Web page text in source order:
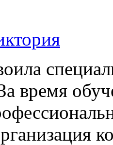
время